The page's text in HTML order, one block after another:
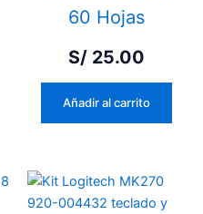
60 Hojas
S/25.00
Añadir al carrito